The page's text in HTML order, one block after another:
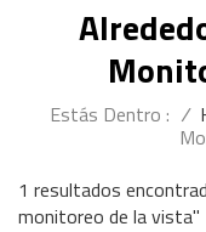
Estás Dentro : /
1 resultados
monitoreo de la vista"